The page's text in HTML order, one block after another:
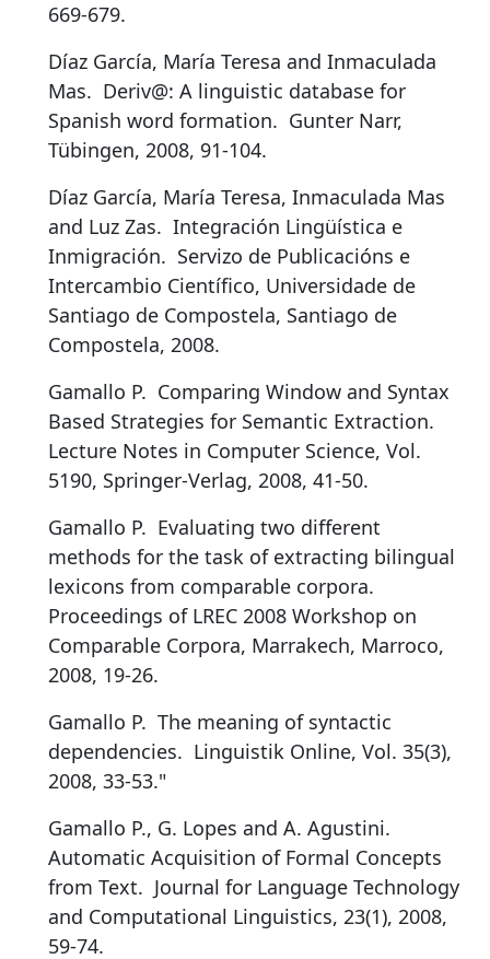
669-679.
Díaz García, María Teresa and Inmaculada
Mas. Deriv@: A linguistic database for
Spanish word formation. Gunter Narr,
Tübingen, 2008, 91-104.
Díaz García, María Teresa, Inmaculada Mas
and Luz Zas. Integración Lingüística e
Inmigración. Servizo de Publicacións e
Intercambio Científico, Universidade de
Santiago de Compostela, Santiago de
Compostela, 2008.
Gamallo P. Comparing Window and Syntax
Based Strategies for Semantic Extraction.
Lecture Notes in Computer Science, Vol.
5190, Springer-Verlag, 2008, 41-50.
Gamallo P. Evaluating two different
methods for the task of extracting bilingual
lexicons from comparable corpora.
Proceedings of LREC 2008 Workshop on
Comparable Corpora, Marrakech, Marroco,
2008, 19-26.
Gamallo P. The meaning of syntactic
dependencies. Linguistik Online, Vol. 35(3),
2008, 33-53."
Gamallo P., G. Lopes and A. Agustini.
Automatic Acquisition of Formal Concepts
from Text. Journal for Language Technology
and Computational Linguistics, 23(1), 2008,
59-74.